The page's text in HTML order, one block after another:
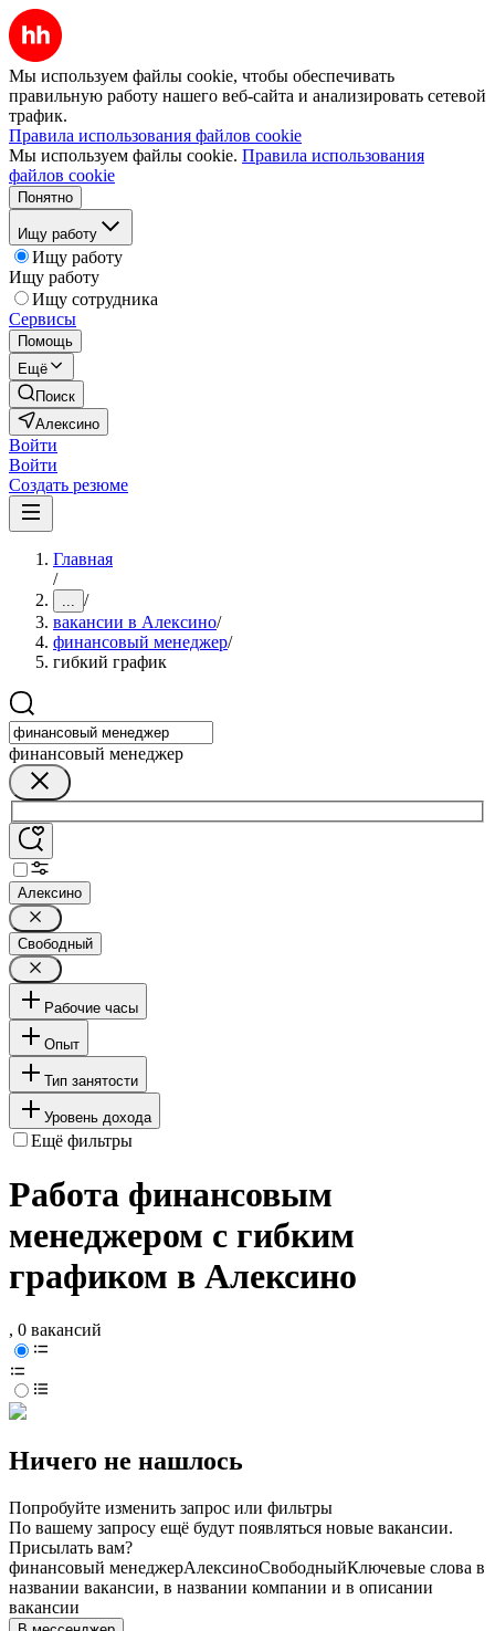
Мы используем файлы cookie, чтобы обеспечивать
правильную работу нашего веб-сайта и анализировать сетевой
трафик.
Правила использования файлов cookie
Мы используем файлы cookie. Правила использования
файлов cookie
Понятно
Ищу работу
Ищу работу
Ищу работу
Ищу сотрудника
Сервисы
Помощь
Ещё
Поиск
Алексино
Войти
Войти
Создать резюме
Главная
/
... /
вакансии в Алексино/
финансовый менеджер/
гибкий график
финансовый менеджер
Алексино
Свободный
Рабочие часы
Опыт
Тип занятости
Уровень дохода
Ещё фильтры
Работа финансовым
менеджером с гибким
графиком в Алексино
, 0 вакансий
Ничего не нашлось
Попробуйте изменить запрос или фильтры
По вашему запросу ещё будут появляться новые вакансии.
Присылать вам?
финансовый менеджерАлексиноСвободныйКлючевые слова в
названии вакансии, в названии компании и в описании
вакансии